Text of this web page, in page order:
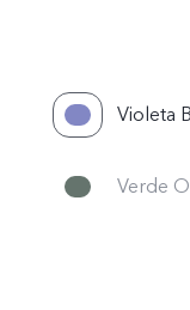
Violeta
Verde